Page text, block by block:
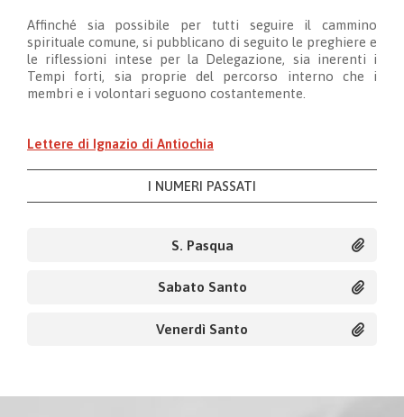
Affinché sia possibile per tutti seguire il cammino
spirituale comune, si pubblicano di seguito le preghiere e
le riflessioni intese per la Delegazione, sia inerenti i
Tempi forti, sia proprie del percorso interno che i
membri e i volontari seguono costantemente.
Lettere di Ignazio di Antiochia
I NUMERI PASSATI
S. Pasqua
Sabato Santo
Venerdì Santo